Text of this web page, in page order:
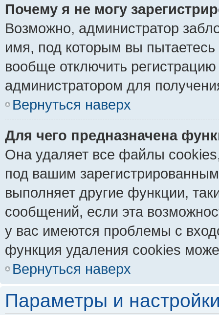
Почему я не могу
Возможно, администратор
имя, под которым вы пытаетесь
вообще отключить
администратором для
Вернуться наверх
Для чего предназначена
Она удаляет все файлы
под вашим
выполняет другие функции,
сообщений, если эта
у вас имеются проблемы с
функция удаления cookies
Вернуться наверх
Параметры и